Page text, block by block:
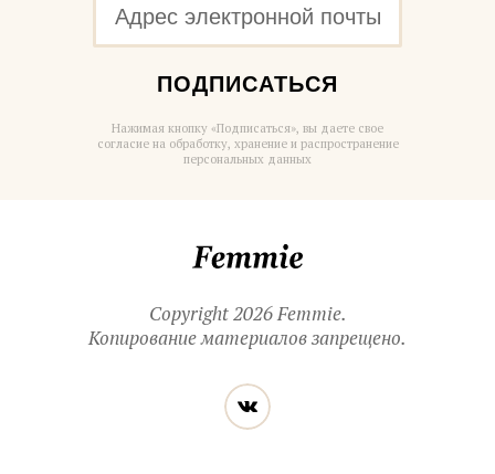
ПОДПИСАТЬСЯ
Нажимая кнопку «Подписаться», вы даете свое
согласие на обработку, хранение и распространение
персональных данных
Copyright 2026 Femmie.
Копирование материалов запрещено.
Читайте
нас
в социальных